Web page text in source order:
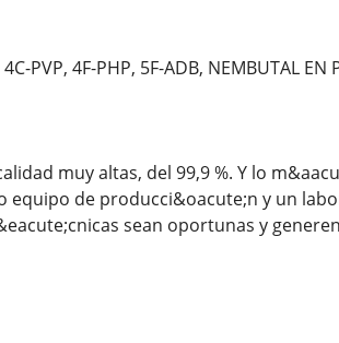
PVP, 4F-PHP, 5F-ADB, NEMBUTAL
muy altas, del 99,9 %. Y lo
de producci&oacute;n y un
sean oportunas y